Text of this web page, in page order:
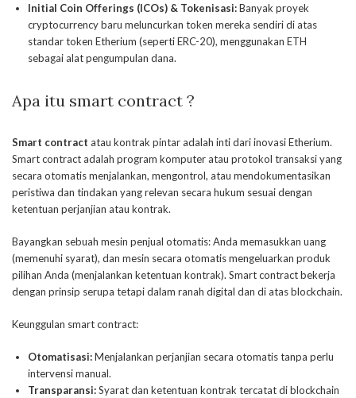
Initial Coin Offerings (ICOs) & Tokenisasi:Banyak proyek
cryptocurrency baru meluncurkan token mereka sendiri di atas
standar token Etherium (seperti ERC-20), menggunakan ETH
sebagai alat pengumpulan dana.
Apa itu smart contract ?
Smart contract atau kontrak pintar adalah inti dari inovasi Etherium.
Smart contract adalah program komputer atau protokol transaksi yang
secara otomatis menjalankan, mengontrol, atau mendokumentasikan
peristiwa dan tindakan yang relevan secara hukum sesuai dengan
ketentuan perjanjian atau kontrak.
Bayangkan sebuah mesin penjual otomatis: Anda memasukkan uang
(memenuhi syarat), dan mesin secara otomatis mengeluarkan produk
pilihan Anda (menjalankan ketentuan kontrak). Smart contract bekerja
dengan prinsip serupa tetapi dalam ranah digital dan di atas blockchain.
Keunggulan smart contract:
Otomatisasi:Menjalankan perjanjian secara otomatis tanpa perlu
intervensi manual.
Transparansi:Syarat dan ketentuan kontrak tercatat di blockchain